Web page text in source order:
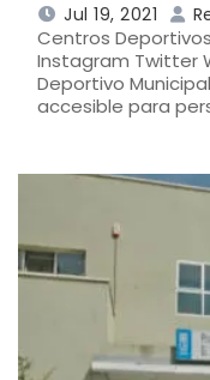
Jul 19, 2021
Centros
Instagram Twitter
Deportivo
accesible para